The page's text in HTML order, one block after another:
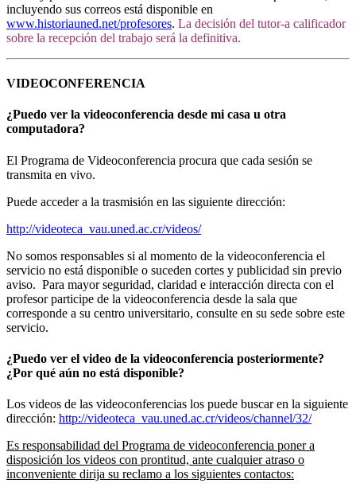
incluyendo sus correos está disponible en
www.historiauned.net/profesores. La decisión del tutor-a calificador
sobre la recepción del trabajo será la definitiva.
VIDEOCONFERENCIA
¿Puedo ver la videoconferencia desde mi casa u otra
computadora?
El Programa de Videoconferencia procura que cada sesión se
transmita en vivo.
Puede acceder a la trasmisión en las siguiente dirección:
http://videoteca_vau.uned.ac.cr/videos/
No somos responsables si al momento de la videoconferencia el
servicio no está disponible o suceden cortes y publicidad sin previo
aviso. Para mayor seguridad, claridad e interacción directa con el
profesor participe de la videoconferencia desde la sala que
corresponde a su centro universitario, consulte en su sede sobre este
servicio.
¿Puedo ver el video de la videoconferencia posteriormente?
¿Por qué aún no está disponible?
Los videos de las videoconferencias los puede buscar en la siguiente
dirección: http://videoteca_vau.uned.ac.cr/videos/channel/32/
Es responsabilidad del Programa de videoconferencia poner a
disposición los videos con prontitud, ante cualquier atraso o
inconveniente dirija su reclamo a los siguientes contactos: